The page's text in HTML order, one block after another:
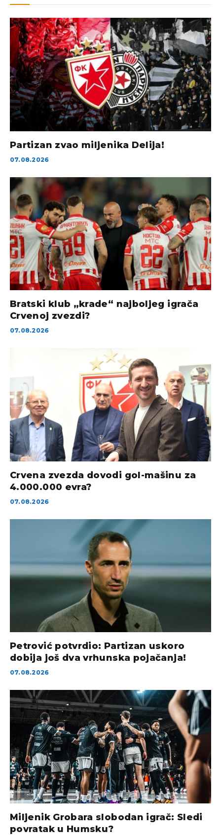
Partizan zvao miljenika Delija!
07.08.2026
Bratski klub „krade“ najboljeg igrača
Crvenoj zvezdi?
07.08.2026
Crvena zvezda dovodi gol-mašinu za
4.000.000 evra?
07.08.2026
Petrović potvrdio: Partizan uskoro
dobija još dva vrhunska pojačanja!
07.08.2026
Miljenik Grobara slobodan igrač: Sledi
povratak u Humsku?